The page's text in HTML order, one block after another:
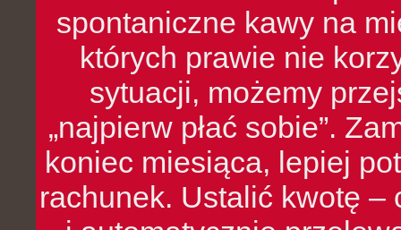
spontaniczne kawy na
których prawie nie
sytuacji, możemy
„najpierw płać sobie”.
koniec miesiąca, lepiej
rachunek. Ustalić kwotę